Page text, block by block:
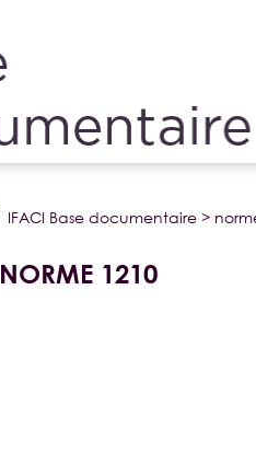
IFACI Base documentaire >
NORME 1210